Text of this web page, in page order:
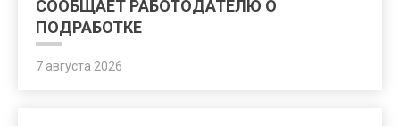
СООБЩАЕТ РАБОТОДАТЕЛЮ О
ПОДРАБОТКЕ
7 августа 2026